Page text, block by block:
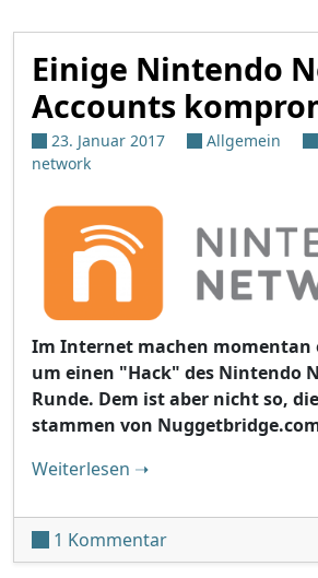
Einige Nintendo
Accounts
23. Januar 2017 Allgemein
network
Im Internet machen momentan
um einen "Hack" des Nintendo
Runde. Dem ist aber nicht so,
stammen von
Weiterlesen "Einige Nintendo
➝
1 Kommentarzu Einige